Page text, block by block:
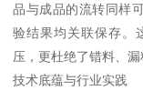
品与成品的流转同样
验结果均关联保存。
压，更杜绝了错料、漏
技术底蕴与行业实践